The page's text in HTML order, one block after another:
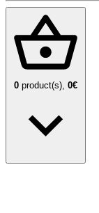
0 product(s), 0€